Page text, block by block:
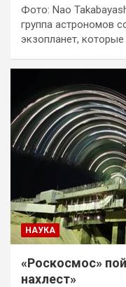
Фото: Nao
группа астрономов
экзопланет,
НАУКА
«Роскосмос»
нахлест»